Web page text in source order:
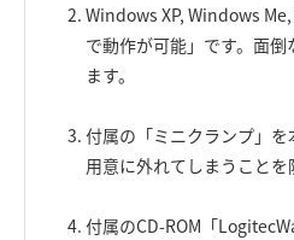
Windows XP, Windows
で動作が可能」です。面
ます。
付属の「ミニクランプ」
用意に外れてしまうことを
付属のCD-ROM「